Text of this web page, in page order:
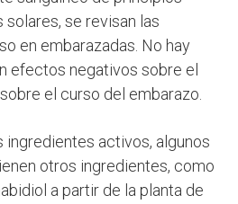
se revisan las
en embarazadas. No hay
efectos negativos sobre el
el curso del embarazo.
activos, algunos
otros ingredientes, como
a partir de la planta de